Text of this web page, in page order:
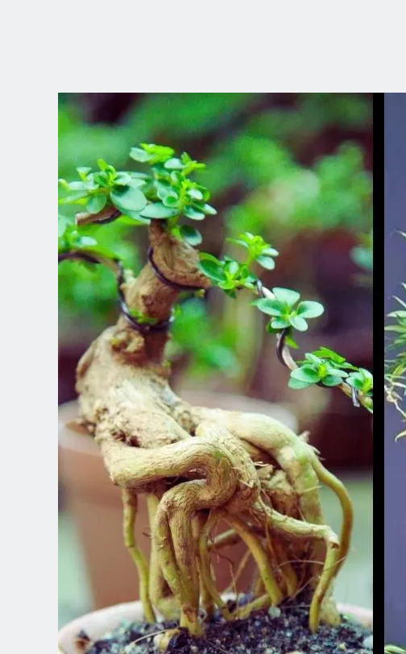
WYBIERZ
LOKALIZACJĘ
Dutch
English (United Kingdom)
English (United States)
Spanish (Spain)
Spanish (Latin America)
German
French
Italian